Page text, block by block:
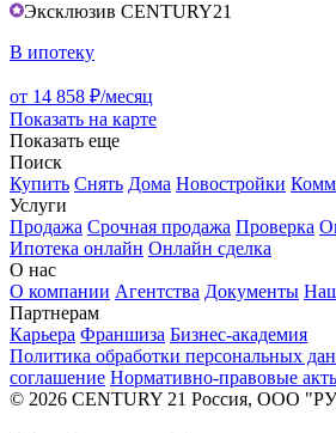
Эксклюзив CENTURY21
В ипотеку
от 14 858 ₽/месяц
Показать на карте
Показать еще
Поиск
Купить Снять Дома Новостройки
Услуги
Продажа Срочная продажа Проверка
Ипотека онлайн Онлайн сделка
О нас
О компании Агентства Документы
Партнерам
Карьера Франшиза Бизнес-академия
Политика обработки персональных
соглашение Нормативно-правовые
© 2026 CENTURY 21 Россия, ООО